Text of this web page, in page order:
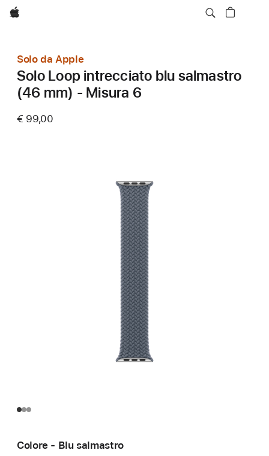
Apple
Solo da Apple
Solo Loop intrecciato blu salmastro
(46 mm) - Misura 6
€ 99,00
Colore - Blu salmastro